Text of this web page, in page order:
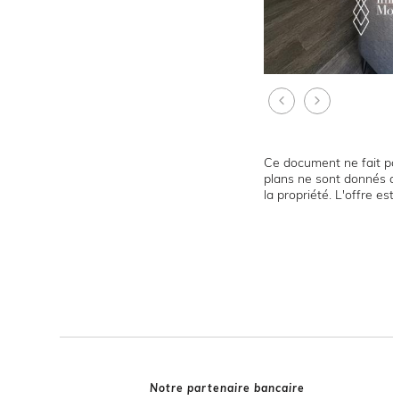
Ce document ne fait
plans ne sont
la propriété. L'offre
Notre partenaire bancaire